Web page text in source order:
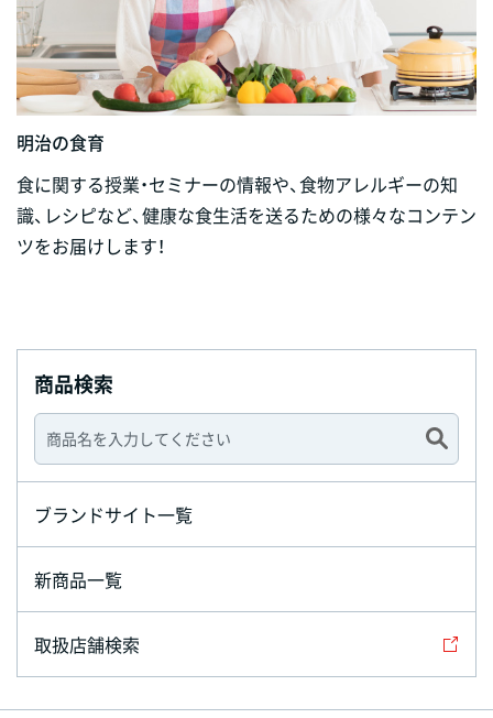
明治の食育
食に関する授業・セミナーの情報や、食物アレルギーの知
識、レシピなど、健康な食生活を送るための様々なコンテン
ツをお届けします！
商品検索
ブランドサイト一覧
新商品一覧
取扱店舗検索